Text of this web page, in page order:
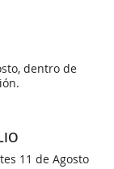
dentro de
11 de Agosto